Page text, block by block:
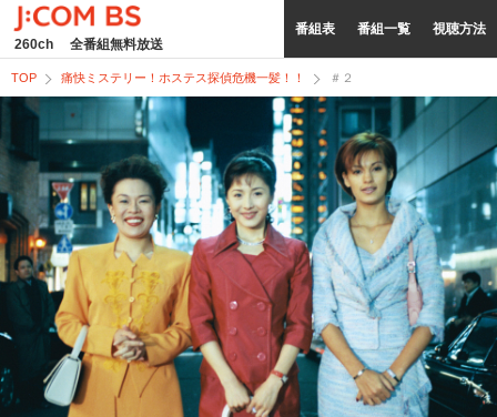
260ch 全番組無料放送
番組表 番組一覧 視聴方法
TOP 痛快ミステリー！ホステス探偵危機一髪！！ ＃２